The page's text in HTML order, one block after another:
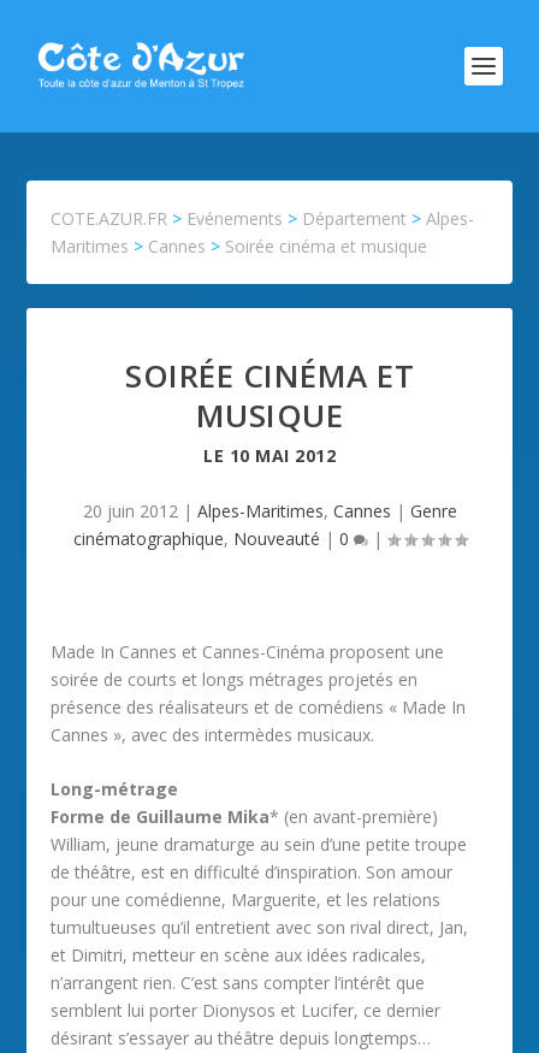
COTE.AZUR.FR > Evénements > Département >Alpes-
Maritimes > Cannes > Soirée cinéma et musique
SOIRÉE CINÉMA ET
MUSIQUE
LE 10 MAI 2012
20 juin 2012| Alpes-Maritimes, Cannes | Genre
cinématographique, Nouveauté | 0 |
Made In Cannes et Cannes-Cinéma proposent une
soirée de courts et longs métrages projetés en
présence des réalisateurs et de comédiens « Made In
Cannes », avec des intermèdes musicaux.
Long-métrage
Forme de Guillaume Mika* (en avant-première)
William, jeune dramaturge au sein d’une petite troupe
de théâtre, est en difficulté d’inspiration. Son amour
pour une comédienne, Marguerite, et les relations
tumultueuses qu’il entretient avec son rival direct, Jan,
et Dimitri, metteur en scène aux idées radicales,
n’arrangent rien. C’est sans compter l’intérêt que
semblent lui porter Dionysos et Lucifer, ce dernier
désirant s’essayer au théâtre depuis longtemps…